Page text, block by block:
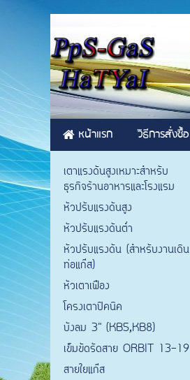
หน้าแรก วิธีการสั่งซื้อ
เตาแรงดันสูงเหมาะสำหรับ
ธุรกิจร้านอาหารและโรงแรม
หัวปรับแรงดันสูง
หัวปรับแรงดันต่ำ
หัวปรับแรงดัน (สำหรับงานเดิน
ท่อแก๊ส)
หัวเตาเฟือง
โครงเตาปิคนิค
บังลม 3" (KB5,KB8)
เข็มขัดรัดสาย ORBIT 13-19
สายใยแก๊ส